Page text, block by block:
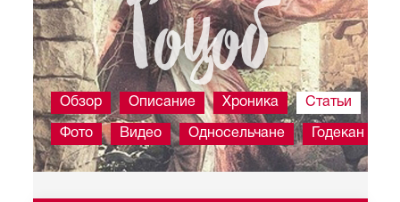
Гоцоб
Обзор Описание Хроника Статьи
Фото Видео Односельчане Годекан